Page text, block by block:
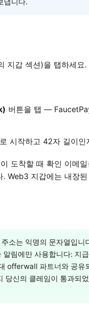
지갑 섹션)을 탭하세요.
버튼을 탭 —
로 시작하고 42자 길이인
도착할 때 확인 이메
Web3 지갑에는 내장
소는 익명의 문자열입
림에만 사용합니다: 지
offerwall 파트너와 공유
신의 클레임이 통과되